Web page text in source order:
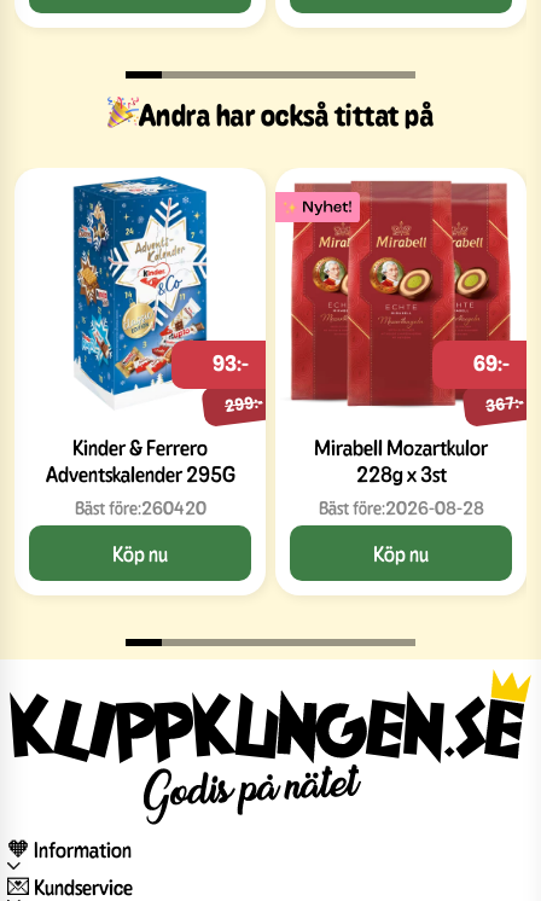
Andra har också tittat på
Kinder & Ferrero
Adventskalender 295G
299:-
93:-
Bäst före:260420
Köp nu
Mirabell Mozartkulor
228g x 3st
367:-
69:-
Bäst före:2026-08-28
Köp nu
🧡 Information
💌 Kundservice